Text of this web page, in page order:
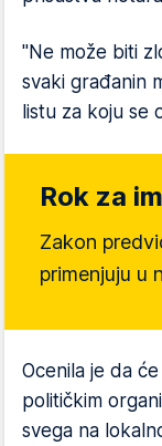
"Ne može biti
svaki građanin
listu za koju se
Rok za
Zakon
primenjuju u
Ocenila je da
političkim
svega na